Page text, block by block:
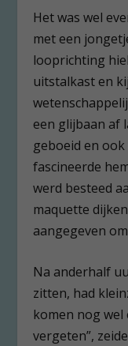
Het was wel
met een
looprichting
uitstalkast en
een glijbaan af
geboeid en
fascineerde
werd besteed
maquette
aangegeven
Na anderhalf
zitten, had
komen nog wel
vergeten”,